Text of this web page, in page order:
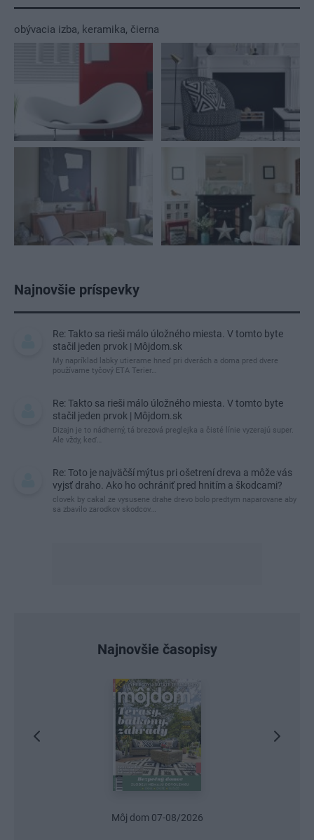
obývacia izba, keramika, čierna
Najnovšie príspevky
Re: Takto sa rieši málo úložného miesta. V tomto byte
stačil jeden prvok | Môjdom.sk
My napríklad labky utierame hneď pri dverách a doma pred dvere
používame tyčový ETA Terier…
Re: Takto sa rieši málo úložného miesta. V tomto byte
stačil jeden prvok | Môjdom.sk
Dizajn je to nádherný, tá brezová preglejka a čisté línie vyzerajú super.
Ale vždy, keď…
Re: Toto je najväčší mýtus pri ošetrení dreva a môže vás
vyjsť draho. Ako ho ochrániť pred hnitím a škodcami?
clovek by cakal ze vysusene drahe drevo bolo predtym naparovane aby
sa zbavilo zarodkov skodcov...
Najnovšie časopisy
Urob si sám 6/2026